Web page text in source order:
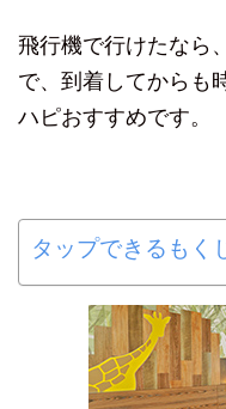
飛行機で行けたなら
で、到着してからも
ハピおすすめです。
タップできるもく